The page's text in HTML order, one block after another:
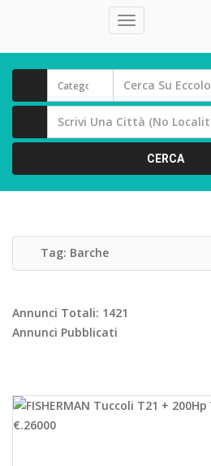
CERCA
Tag: Barche
Annunci Totali: 1421
Annunci Pubblicati